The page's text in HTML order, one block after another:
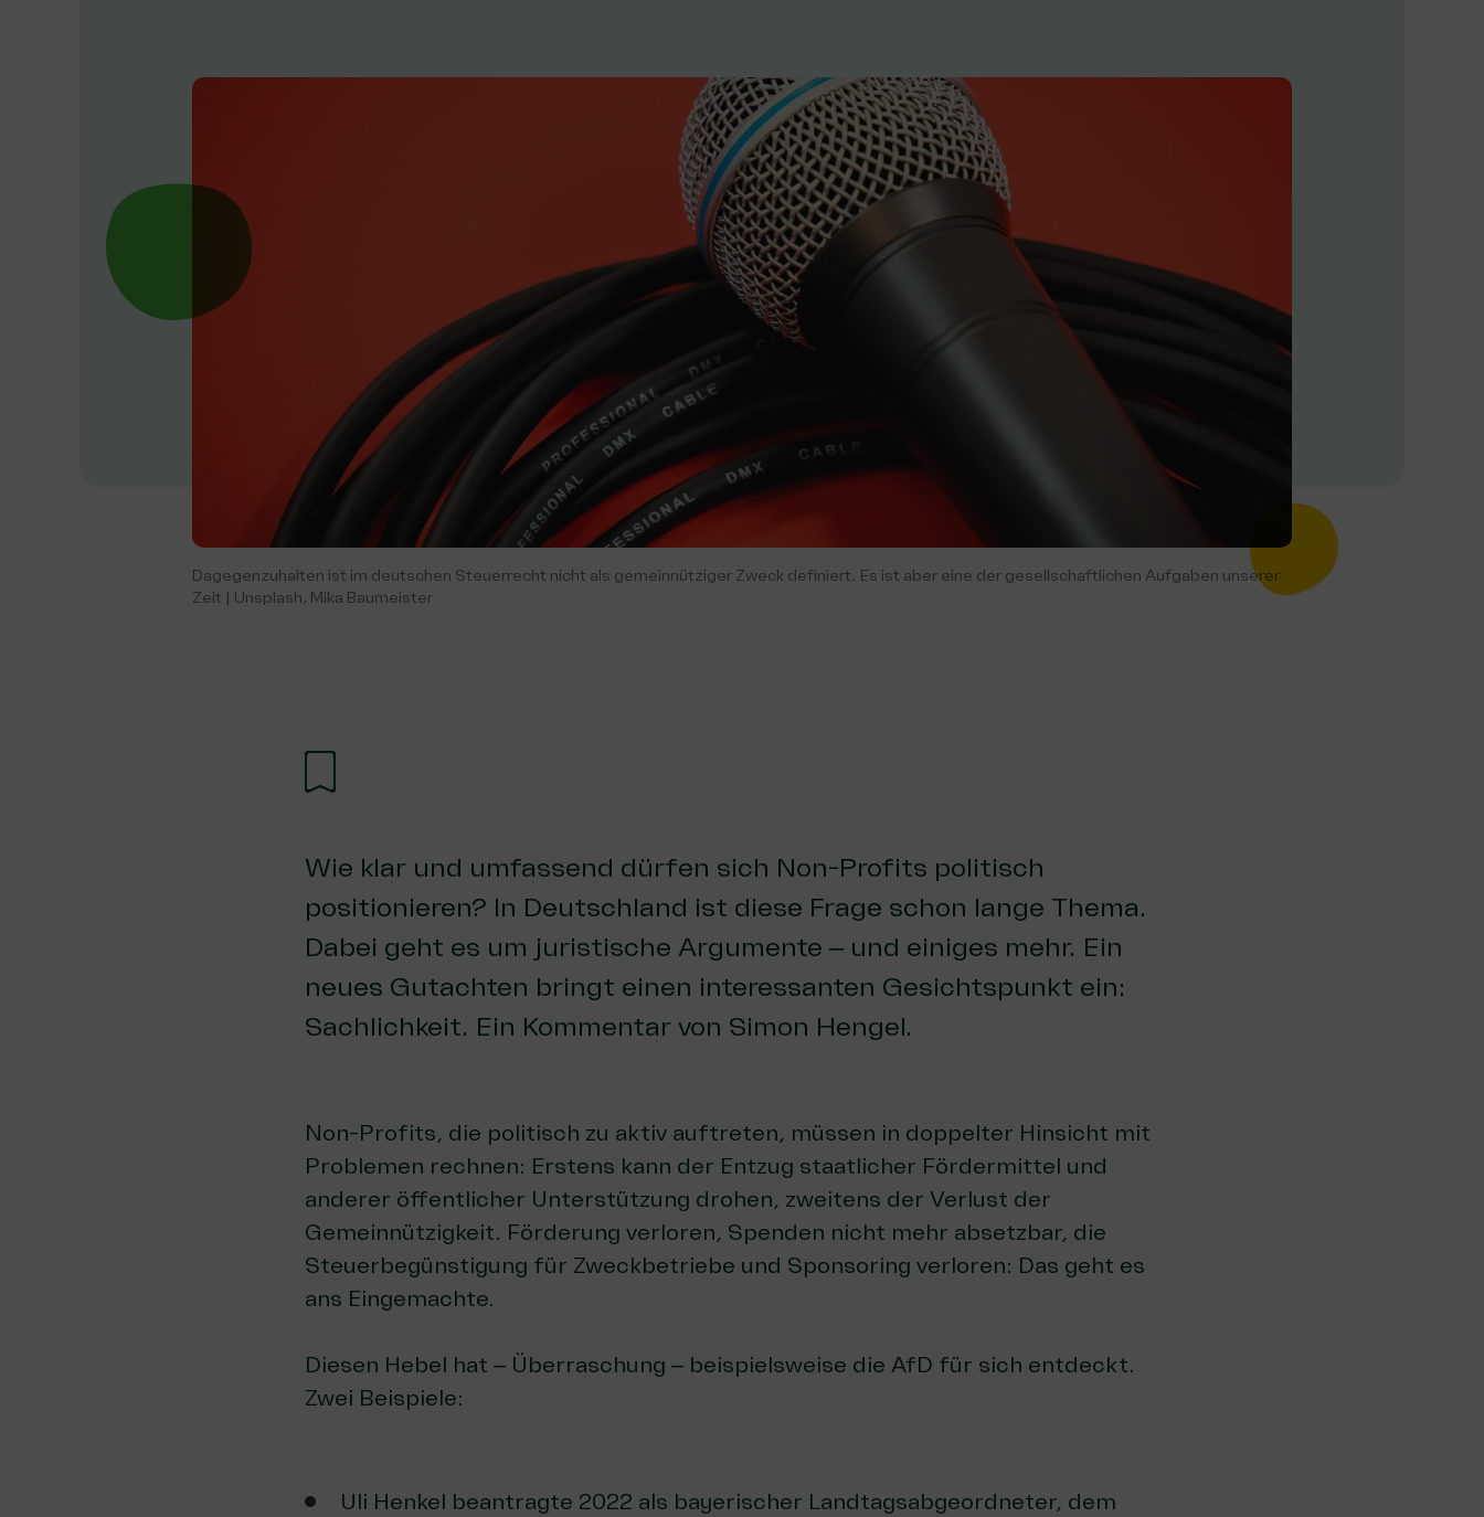
Dagegenzuhalten ist im deutschen Steuerrecht nicht als gemeinnütziger Zweck definiert. Es ist aber eine der gesellschaftlichen Aufgaben unserer
Zeit | Unsplash, Mika Baumeister
Wie klar und umfassend dürfen sich Non-Profits politisch
positionieren? In Deutschland ist diese Frage schon lange Thema.
Dabei geht es um juristische Argumente – und einiges mehr. Ein
neues Gutachten bringt einen interessanten Gesichtspunkt ein:
Sachlichkeit. Ein Kommentar von Simon Hengel.
Non-Profits, die politisch zu aktiv auftreten, müssen in doppelter Hinsicht mit
Problemen rechnen: Erstens kann der Entzug staatlicher Fördermittel und
anderer öffentlicher Unterstützung drohen, zweitens der Verlust der
Gemeinnützigkeit. Förderung verloren, Spenden nicht mehr absetzbar, die
Steuerbegünstigung für Zweckbetriebe und Sponsoring verloren: Das geht es
ans Eingemachte.
Diesen Hebel hat – Überraschung – beispielsweise die AfD für sich entdeckt.
Zwei Beispiele:
Uli Henkel beantragte 2022 als bayerischer Landtagsabgeordneter, dem